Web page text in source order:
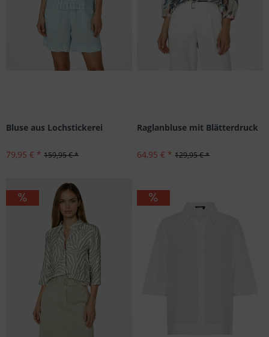
Bluse aus Lochstickerei
79,95 € * 159,95 € *
Raglanbluse mit Blätterdruck
64,95 € * 129,95 € *